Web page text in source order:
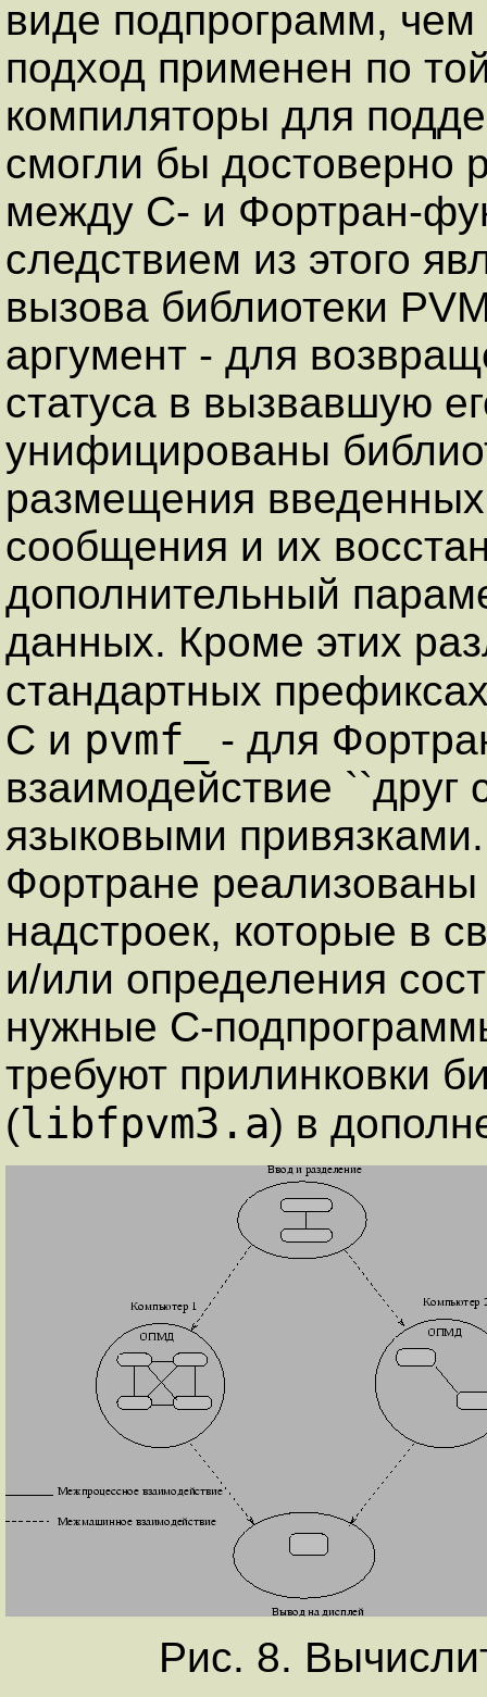
виде подпрограмм,
подход применен по
компиляторы для
смогли бы достоверно
между C- и Фортран-
следствием из этого
вызова библиотеки
аргумент - для
статуса в вызвавшую
унифицированы
размещения
сообщения и их
дополнительный
данных. Кроме этих
стандартных
C и pvmf_
- для
взаимодействие
языковыми
Фортране
надстроек, которые в
и/или определения
нужные C-
требуют прилинковки
(libfpvm3.a) в
Рис. 8.